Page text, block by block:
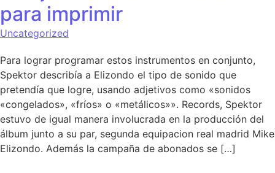
para imprimir
Uncategorized
Para lograr programar estos instrumentos en conjunto,
Spektor describía a Elizondo el tipo de sonido que
pretendía que logre, usando adjetivos como «sonidos
«congelados», «fríos» o «metálicos»». Records, Spektor
estuvo de igual manera involucrada en la producción del
álbum junto a su par, segunda equipacion real madrid Mike
Elizondo. Además la campaña de abonados se […]